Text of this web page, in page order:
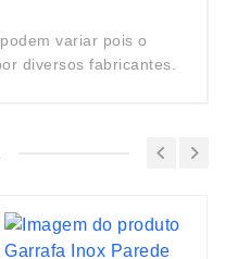
variar pois o
diversos fabricantes.